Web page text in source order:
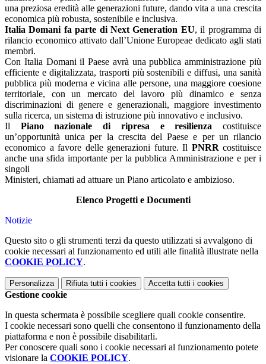
una preziosa eredità alle generazioni future, dando vita a una crescita
economica più robusta, sostenibile e inclusiva.
Italia Domani fa parte di Next Generation EU, il programma di
rilancio economico attivato dall’Unione Europeae dedicato agli stati
membri.
Con Italia Domani il Paese avrà una pubblica amministrazione più
efficiente e digitalizzata, trasporti più sostenibili e diffusi, una sanità
pubblica più moderna e vicina alle persone, una maggiore coesione
territoriale, con un mercato del lavoro più dinamico e senza
discriminazioni di genere e generazionali, maggiore investimento
sulla ricerca, un sistema di istruzione più innovativo e inclusivo.
Il Piano nazionale di ripresa e resilienza costituisce
un’opportunità unica per la crescita del Paese e per un rilancio
economico a favore delle generazioni future. Il PNRR costituisce
anche una sfida importante per la pubblica Amministrazione e per i
singoli
Ministeri, chiamati ad attuare un Piano articolato e ambizioso.
Elenco Progetti e Documenti
Notizie
Questo sito o gli strumenti terzi da questo utilizzati si avvalgono di
cookie necessari al funzionamento ed utili alle finalità illustrate nella
COOKIE POLICY.
Personalizza Rifiuta tutti i cookies Accetta tutti i cookies
Gestione cookie
In questa schermata è possibile scegliere quali cookie consentire.
I cookie necessari sono quelli che consentono il funzionamento della
piattaforma e non è possibile disabilitarli.
Per conoscere quali sono i cookie necessari al funzionamento potete
visionare la COOKIE POLICY.